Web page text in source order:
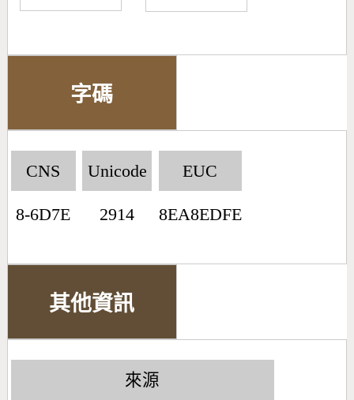
字碼
CNS
8-6D7E
Unicode
2914
EUC
8EA8EDFE
其他資訊
來源